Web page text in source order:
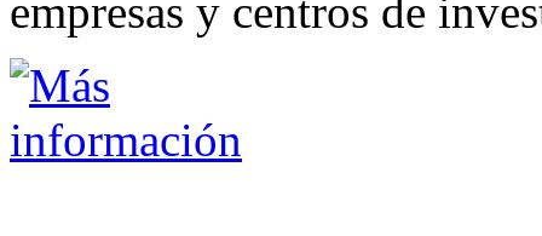
empresas y centros de